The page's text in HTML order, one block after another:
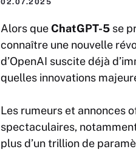
Alors queChatGPT-5 se
connaître une nouvelle
d’OpenAI suscite déjà
quelles innovations
Les rumeurs et annonces
spectaculaires,
plus d’un trillion de